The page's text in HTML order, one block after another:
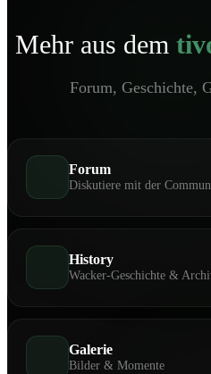
Mehr aus dem
Forum, Geschichte,
Forum
Diskutiere mit der
History
Wacker-Geschichte &
Galerie
Bilder & Momente